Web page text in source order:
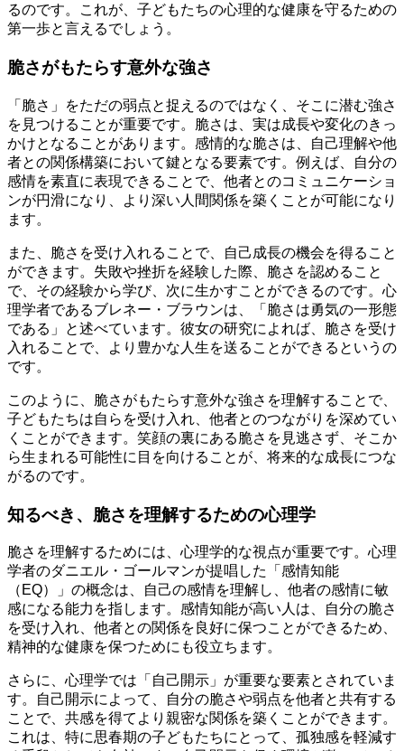
るのです。これが、子どもたちの心理的な健康を守るための
第一歩と言えるでしょう。
脆さがもたらす意外な強さ
「脆さ」をただの弱点と捉えるのではなく、そこに潜む強さ
を見つけることが重要です。脆さは、実は成長や変化のきっ
かけとなることがあります。感情的な脆さは、自己理解や他
者との関係構築において鍵となる要素です。例えば、自分の
感情を素直に表現できることで、他者とのコミュニケーショ
ンが円滑になり、より深い人間関係を築くことが可能になり
ます。
また、脆さを受け入れることで、自己成長の機会を得ること
ができます。失敗や挫折を経験した際、脆さを認めること
で、その経験から学び、次に生かすことができるのです。心
理学者であるブレネー・ブラウンは、「脆さは勇気の一形態
である」と述べています。彼女の研究によれば、脆さを受け
入れることで、より豊かな人生を送ることができるというの
です。
このように、脆さがもたらす意外な強さを理解することで、
子どもたちは自らを受け入れ、他者とのつながりを深めてい
くことができます。笑顔の裏にある脆さを見逃さず、そこか
ら生まれる可能性に目を向けることが、将来的な成長につな
がるのです。
知るべき、脆さを理解するための心理学
脆さを理解するためには、心理学的な視点が重要です。心理
学者のダニエル・ゴールマンが提唱した「感情知能
（EQ）」の概念は、自己の感情を理解し、他者の感情に敏
感になる能力を指します。感情知能が高い人は、自分の脆さ
を受け入れ、他者との関係を良好に保つことができるため、
精神的な健康を保つためにも役立ちます。
さらに、心理学では「自己開示」が重要な要素とされていま
す。自己開示によって、自分の脆さや弱点を他者と共有する
ことで、共感を得てより親密な関係を築くことができます。
これは、特に思春期の子どもたちにとって、孤独感を軽減す